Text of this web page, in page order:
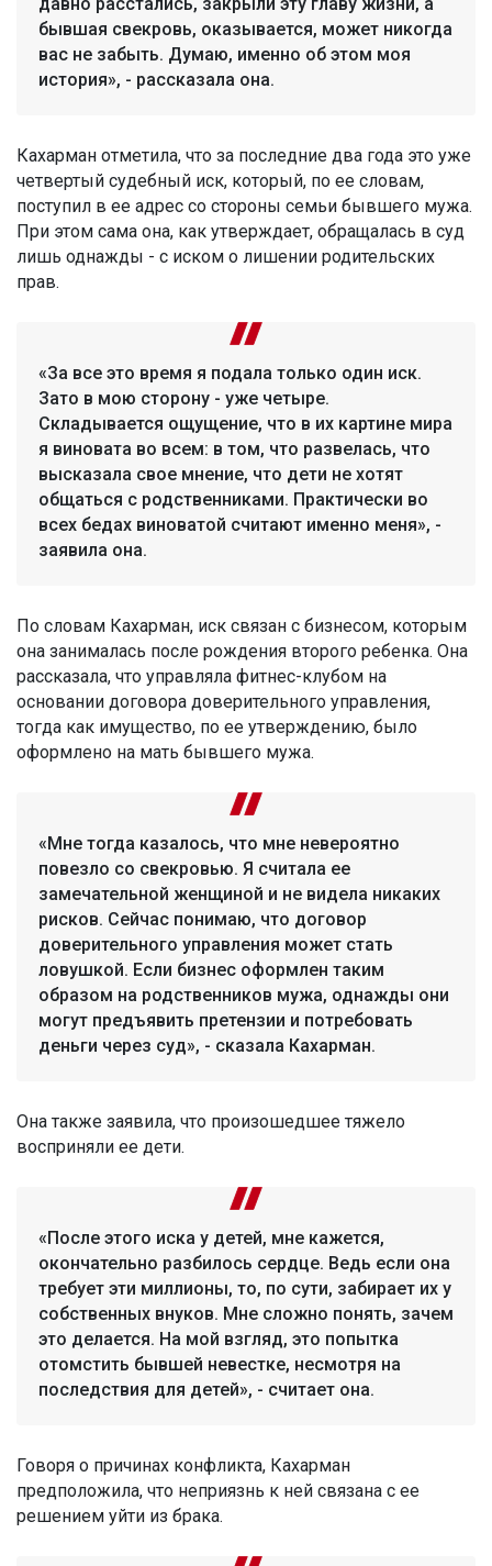
бывшая свекровь, оказывается, может никогда
вас не забыть. Думаю, именно об этом моя
история», - рассказала она.
Кахарман отметила, что за последние два года это уже
четвертый судебный иск, который, по ее словам,
поступил в ее адрес со стороны семьи бывшего мужа.
При этом сама она, как утверждает, обращалась в суд
лишь однажды - с иском о лишении родительских
прав.
«За все это время я подала только один иск.
Зато в мою сторону - уже четыре.
Складывается ощущение, что в их картине мира
я виновата во всем: в том, что развелась, что
высказала свое мнение, что дети не хотят
общаться с родственниками. Практически во
всех бедах виноватой считают именно меня», -
заявила она.
По словам Кахарман, иск связан с бизнесом, которым
она занималась после рождения второго ребенка. Она
рассказала, что управляла фитнес-клубом на
основании договора доверительного управления,
тогда как имущество, по ее утверждению, было
оформлено на мать бывшего мужа.
«Мне тогда казалось, что мне невероятно
повезло со свекровью. Я считала ее
замечательной женщиной и не видела никаких
рисков. Сейчас понимаю, что договор
доверительного управления может стать
ловушкой. Если бизнес оформлен таким
образом на родственников мужа, однажды они
могут предъявить претензии и потребовать
деньги через суд», - сказала Кахарман.
Она также заявила, что произошедшее тяжело
восприняли ее дети.
«После этого иска у детей, мне кажется,
окончательно разбилось сердце. Ведь если она
требует эти миллионы, то, по сути, забирает их у
собственных внуков. Мне сложно понять, зачем
это делается. На мой взгляд, это попытка
отомстить бывшей невестке, несмотря на
последствия для детей», - считает она.
Говоря о причинах конфликта, Кахарман
предположила, что неприязнь к ней связана с ее
решением уйти из брака.